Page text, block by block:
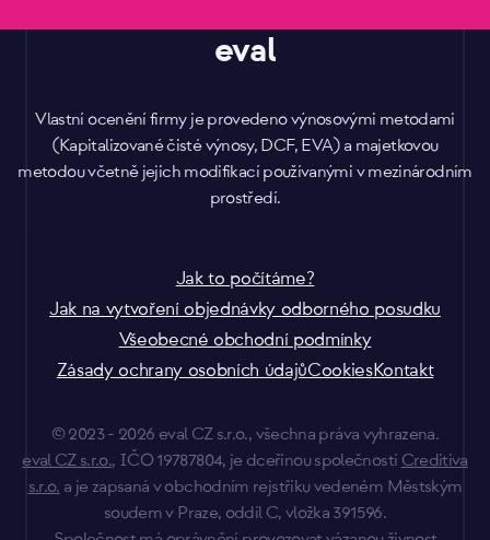
eval
Vlastní ocenění firmy je provedeno výnosovými metodami
(Kapitalizované čisté výnosy, DCF, EVA) a majetkovou
metodou včetně jejich modifikací používanými v mezinárodním
prostředí.
Jak to počítáme?
Jak na vytvoření objednávky odborného posudku
Všeobecné obchodní podmínky
Zásady ochrany osobních údajůCookiesKontakt
© 2023 - 2026 eval CZ s.r.o., všechna práva vyhrazena.
eval CZ s.r.o., IČO 19787804, je dceřinou společností Creditiva
s.r.o. a je zapsaná v obchodním rejstříku vedeném Městským
soudem v Praze, oddíl C, vložka 391596.